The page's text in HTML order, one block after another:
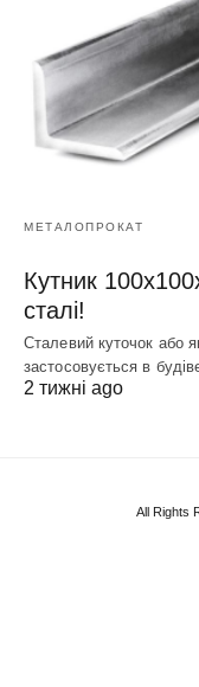
МЕТАЛОПРОКАТ
Кутник
сталі!
Сталевий куточок або
застосовується в
2 тижні ago
All Rights